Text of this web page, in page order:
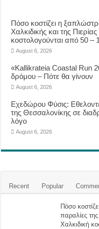
Πόσο κοστίζει η
Χαλκιδικής και της
κοστολογούνται από 50 –
August 6, 2026
«Kallikrateia Coastal Run
δρόμου – Πότε θα γίνουν
August 6, 2026
Eχεδώρου Φύσις:
της Θεσσαλονίκης σε
λόγο
August 6, 2026
Recent Popular
Πόσο
παραλίες
Χαλκιδική